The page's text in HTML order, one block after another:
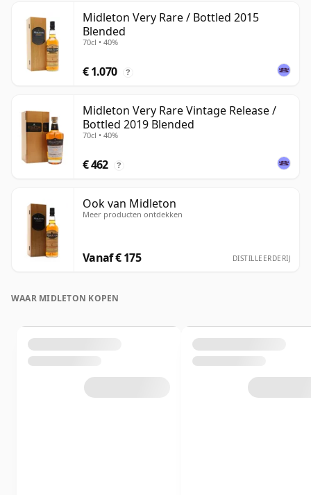
Midleton Very Rare / Bottled 2015
Blended
70cl • 40%
€ 1.070 ?
Midleton Very Rare Vintage Release /
Bottled 2019 Blended
70cl • 40%
€ 462 ?
Ook van Midleton
Meer producten ontdekken
Vanaf € 175 DISTILLEERDERIJ
WAAR MIDLETON KOPEN